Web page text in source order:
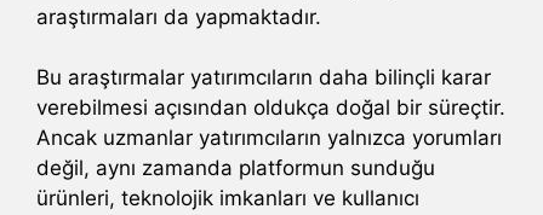
araştırmaları da yapmaktadır.
Bu araştırmalar yatırımcıların daha bilinçli karar
verebilmesi açısından oldukça doğal bir süreçtir.
Ancak uzmanlar yatırımcıların yalnızca yorumları
değil, aynı zamanda platformun sunduğu
ürünleri, teknolojik imkanları ve kullanıcı